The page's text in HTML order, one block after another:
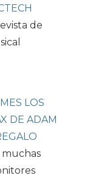
de
LOS
DE ADAM